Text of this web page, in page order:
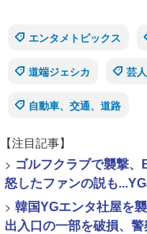
エンタメトピックス
道端ジェシカ 芸人
自動車、交通、道路
【注目記事】
> ゴルフクラブで襲撃
怒したファンの説も
> 韓国YGエンタ社屋を
出入口の一部を破損、